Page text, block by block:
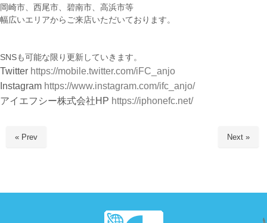
岡崎市、西尾市、碧南市、高浜市等
幅広いエリアからご来店いただいております。
SNSも可能な限り更新していきます。
Twitter https://mobile.twitter.com/iFC_anjo
Instagram https://www.instagram.com/ifc_anjo/
アイエフシー株式会社HP https://iphonefc.net/
« Prev Next »